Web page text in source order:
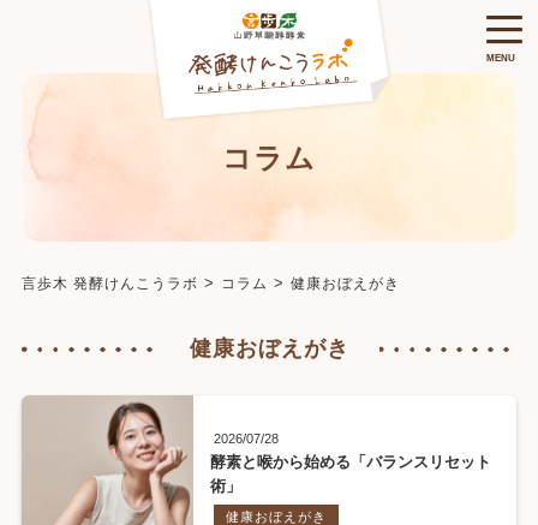
コラム
言歩木 発酵けんこうラボ > コラム > 健康おぼえがき
健康おぼえがき
2026/07/28
酵素と喉から始める「バランスリセット
術」
健康おぼえがき
MENU